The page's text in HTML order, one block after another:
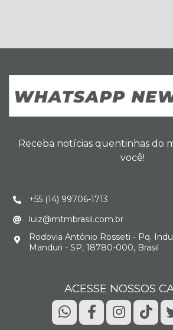
Receba notícias quentinhas do
você!
+55 (14) 99706-1713
luiz@mtmbrasil.com.br
Rodovia Antônio Rosseti - Pq.
Manduri - SP, 18780-000, Brasil
ACESSE NOSSOS